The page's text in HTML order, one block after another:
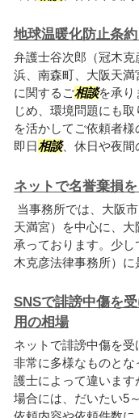
地球温暖化防止条
弁護士谷次郎（冠木
浜、南森町、大阪天
に関するご相談を承り
じめ、環境問題にも
を活かしてご依頼者様
即日相談、休日や夜間
ネットで名誉棄損
当事務所では、大阪
天満宮）を中心に、
承っております。少
木克彦法律事務所）に
SNSで誹謗中傷を
用の相場
ネットで誹謗中傷を受
非常に多様なものと
護士によって違いま
場合には、だいたい5